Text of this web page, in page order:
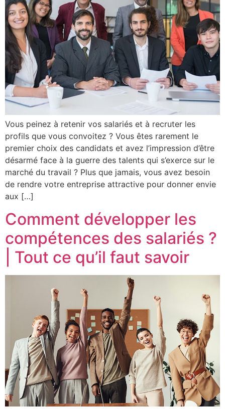
Vous peinez à retenir vos salariés et à recruter les
profils que vous convoitez ? Vous êtes rarement le
premier choix des candidats et avez l’impression d’être
désarmé face à la guerre des talents qui s’exerce sur le
marché du travail ? Plus que jamais, vous avez besoin
de rendre votre entreprise attractive pour donner envie
aux […]
Comment développer les
compétences des salariés ?
| Tout ce qu’il faut savoir